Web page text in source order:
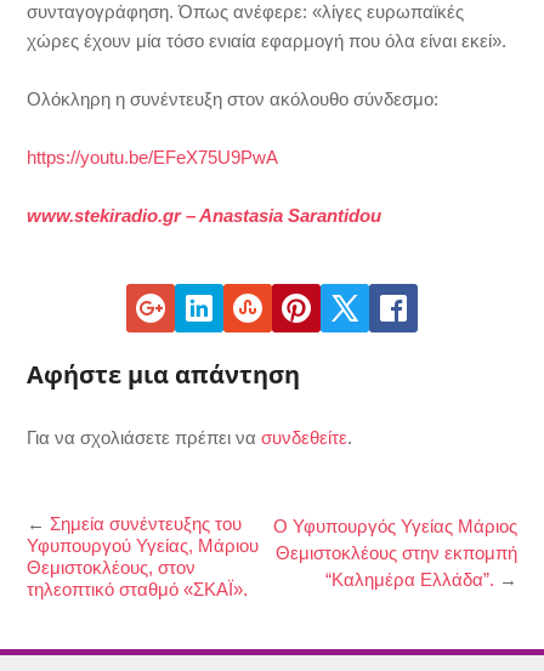
συνταγογράφηση. Όπως ανέφερε: «λίγες ευρωπαϊκές
χώρες έχουν μία τόσο ενιαία εφαρμογή που όλα είναι εκεί».
Ολόκληρη η συνέντευξη στον ακόλουθο σύνδεσμο:
https://youtu.be/EFeX75U9PwA
www.stekiradio.gr – Anastasia Sarantidou
Αφήστε μια απάντηση
Για να σχολιάσετε πρέπει νασυνδεθείτε.
← Σημεία συνέντευξης του
Υφυπουργού Υγείας, Μάριου
Θεμιστοκλέους, στον
τηλεοπτικό σταθμό «ΣΚΑΪ».
Ο Υφυπουργός Υγείας Μάριος
Θεμιστοκλέους στην εκπομπή
“Καλημέρα Ελλάδα”. →